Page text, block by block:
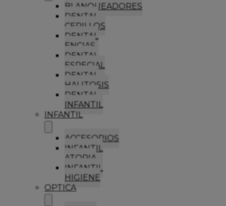
BLANQUEADORES
DENTAL
CEPILLOS
DENTAL
ENCIAS
DENTAL
ESPECIAL
DENTAL
HALITOSIS
DENTAL
INFANTIL
INFANTIL
ACCESORIOS
INFANTIL
ATOPIA
INFANTIL
HIGIENE
OPTICA